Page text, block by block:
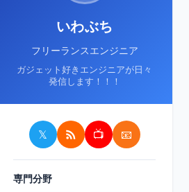
いわぶち
フリーランスエンジニア
ガジェット好きエンジニアが日々
発信します！！！
𝕏 📺 📧
専門分野